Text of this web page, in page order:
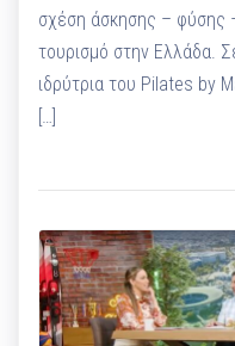
σχέση άσκησης – φύσης
τουρισμό στην Ελλάδα.
ιδρύτρια του Pilates by
[…]